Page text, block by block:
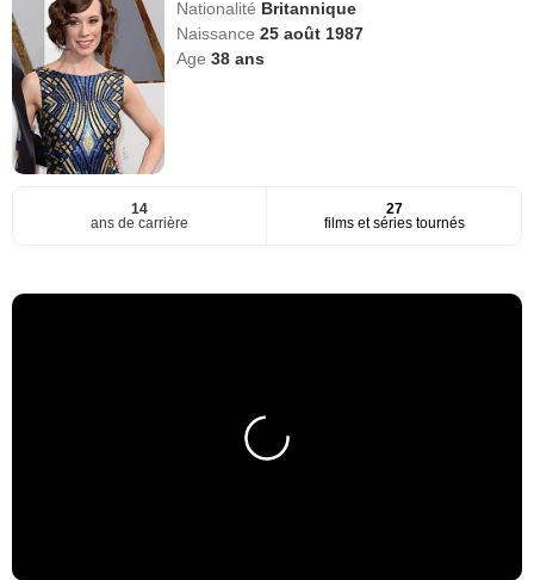
Nationalité Britannique
Naissance25 août 1987
Age38 ans
14
ans de carrière
27
films et séries tournés